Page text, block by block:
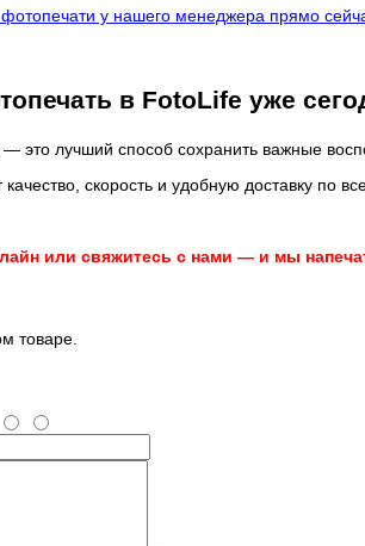
фотопечати у нашего менеджера прямо
в FotoLife уже
это лучший способ сохранить важные
скорость и удобную доставку по
или свяжитесь с нами — и мы
товаре.